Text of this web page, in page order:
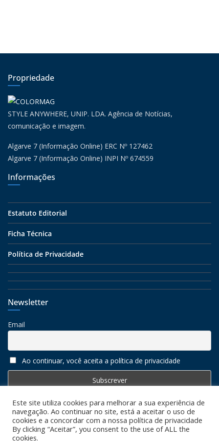
Propriedade
STYLE ANYWHERE, UNIP. LDA. Agência de Notícias,
comunicação e imagem.
Algarve 7 (Informação Online) ERC Nº 127462
Algarve 7 (Informação Online) INPI Nº 674559
Informações
Estatuto Editorial
Ficha Técnica
Política de Privacidade
Newsletter
Email
Ao continuar, você aceita a política de privacidade
Copyright © 2026
Este site utiliza cookies para melhorar a sua experiência de
navegação. Ao continuar no site, está a aceitar o uso de
cookies e a concordar com a nossa política de privacidade
By clicking “Aceitar”, you consent to the use of ALL the
cookies.